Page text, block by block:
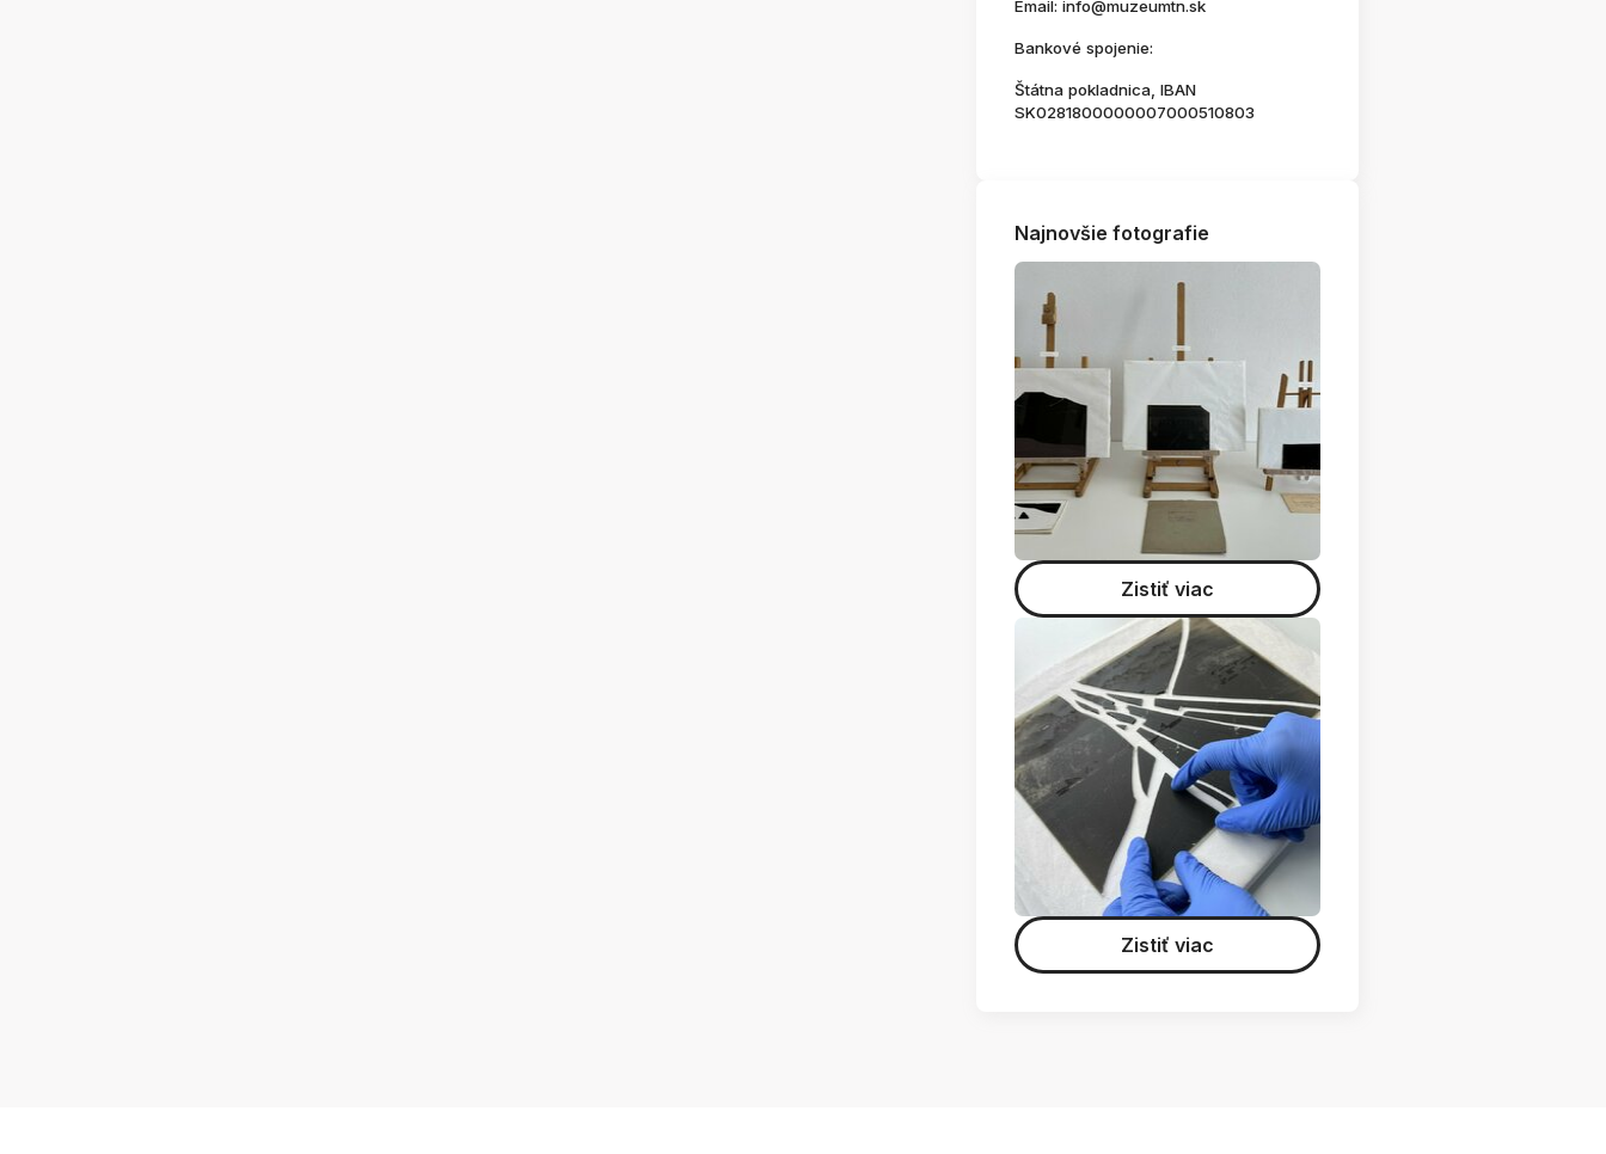
Email: info@muzeumtn.sk
Bankové spojenie:
Štátna pokladnica, IBAN
SK0281800000007000510803
Najnovšie fotografie
Zistiť viac
Zistiť viac